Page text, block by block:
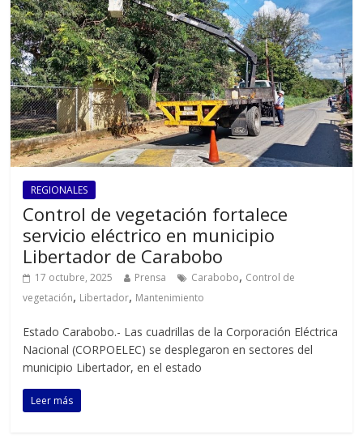
REGIONALES
Control de vegetación fortalece
servicio eléctrico en municipio
Libertador de Carabobo
17 octubre, 2025 Prensa Carabobo, Control de
vegetación, Libertador, Mantenimiento
Estado Carabobo.- Las cuadrillas de la Corporación Eléctrica
Nacional (CORPOELEC) se desplegaron en sectores del
municipio Libertador, en el estado
Leer más